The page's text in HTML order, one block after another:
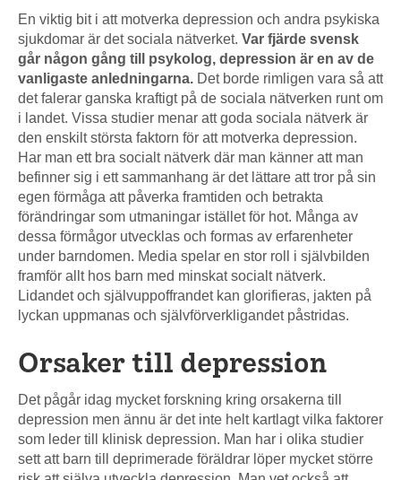
En viktig bit i att motverka depression och andra psykiska
sjukdomar är det sociala nätverket. Var fjärde svensk
går någon gång till psykolog, depression är en av de
vanligaste anledningarna. Det borde rimligen vara så att
det falerar ganska kraftigt på de sociala nätverken runt om
i landet. Vissa studier menar att goda sociala nätverk är
den enskilt största faktorn för att motverka depression.
Har man ett bra socialt nätverk där man känner att man
befinner sig i ett sammanhang är det lättare att tror på sin
egen förmåga att påverka framtiden och betrakta
förändringar som utmaningar istället för hot. Många av
dessa förmågor utvecklas och formas av erfarenheter
under barndomen. Media spelar en stor roll i självbilden
framför allt hos barn med minskat socialt nätverk.
Lidandet och självuppoffrandet kan glorifieras, jakten på
lyckan uppmanas och självförverkligandet påstridas.
Orsaker till depression
Det pågår idag mycket forskning kring orsakerna till
depression men ännu är det inte helt kartlagt vilka faktorer
som leder till klinisk depression. Man har i olika studier
sett att barn till deprimerade föräldrar löper mycket större